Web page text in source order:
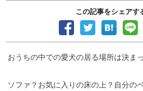
この記事をシェアす
おうちの中での愛犬の居る場所は決ま
ソファ？お気に入りの床の上？自分の